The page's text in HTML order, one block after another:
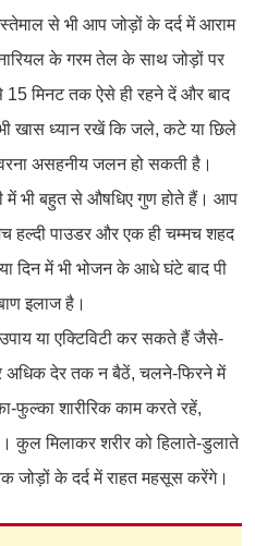
से भी आप जोड़ों के दर्द में आराम
के गरम तेल के साथ जोड़ों पर
15 मिनट तक ऐसे ही रहने दें और बाद
खास ध्यान रखें कि जले, कटे या छिले
असहनीय जलन हो सकती है।
में भी बहुत से औषधिए गुण होते हैं। आप
हल्दी पाउडर और एक ही चम्मच शहद
दिन में भी भोजन के आधे घंटे बाद पी
इलाज है।
या एक्टिविटी कर सकते हैं जैसे-
अधिक देर तक न बैठें, चलने-फिरने में
शारीरिक काम करते रहें,
कुल मिलाकर शरीर को हिलाते-डुलाते
जोड़ों के दर्द में राहत महसूस करेंगे।